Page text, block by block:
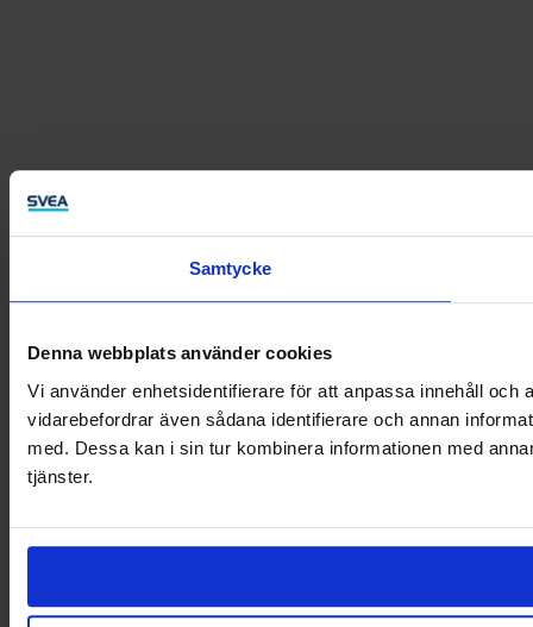
Samtycke
Denna webbplats använder cookies
Vi använder enhetsidentifierare för att anpassa innehåll
vidarebefordrar även sådana identifierare och annan
med. Dessa kan i sin tur kombinera informationen med
tjänster.